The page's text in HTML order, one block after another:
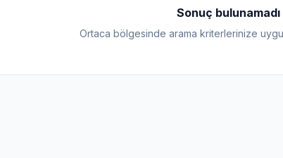
Sonuç bulunamadı
Ortaca bölgesinde arama kriterlerinize